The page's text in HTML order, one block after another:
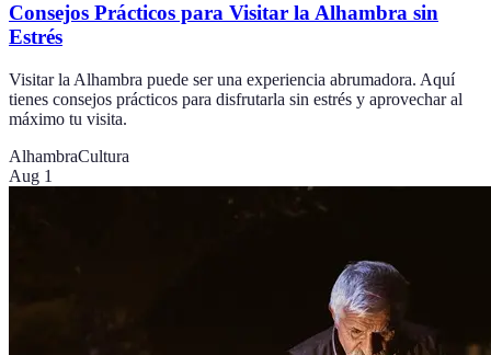
Consejos Prácticos para Visitar la Alhambra sin
Estrés
Visitar la Alhambra puede ser una experiencia abrumadora. Aquí
tienes consejos prácticos para disfrutarla sin estrés y aprovechar al
máximo tu visita.
AlhambraCultura
Aug 1